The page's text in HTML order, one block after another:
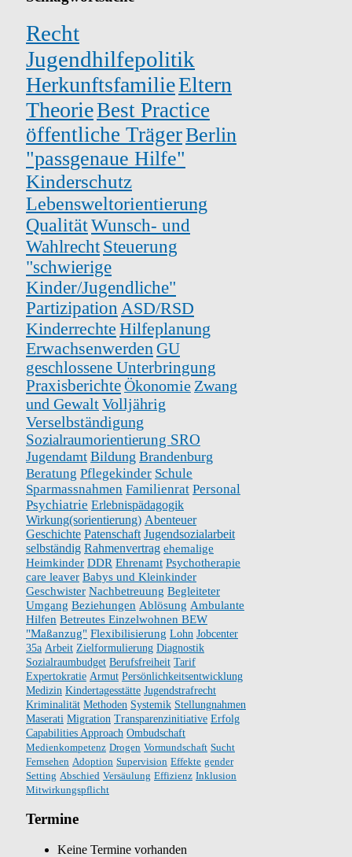
Recht
Jugendhilfepolitik
HerkunftsfamilieEltern
TheorieBest Practice
öffentliche TrägerBerlin
"passgenaue Hilfe"
Kinderschutz
Lebensweltorientierung
QualitätWunsch- und
Wahlrecht Steuerung
"schwierige
Kinder/Jugendliche"
Partizipation ASD/RSD
Kinderrechte Hilfeplanung
Erwachsenwerden GU
geschlossene Unterbringung
PraxisberichteÖkonomie Zwang
und GewaltVolljährig
Verselbständigung
Sozialraumorientierung SRO
Jugendamt Bildung Brandenburg
Beratung Pflegekinder Schule
Sparmassnahmen Familienrat Personal
Psychiatrie Erlebnispädagogik
Wirkung(sorientierung) Abenteuer
Geschichte Patenschaft Jugendsozialarbeit
selbständig Rahmenvertrag ehemalige
Heimkinder DDR Ehrenamt Psychotherapie
care leaver Babys und Kleinkinder
Geschwister Nachbetreuung Begleiteter
Umgang Beziehungen Ablösung Ambulante
Hilfen Betreutes Einzelwohnen BEW
"Maßanzug" Flexibilisierung Lohn Jobcenter
35a Arbeit Zielformulierung Diagnostik
Sozialraumbudget Berufsfreiheit Tarif
Expertokratie Armut Persönlichkeitsentwicklung
Medizin Kindertagesstätte Jugendstrafrecht
Kriminalität Methoden Systemik Stellungnahmen
Maserati Migration Transparenzinitiative Erfolg
Capabilities Approach Ombudschaft
Medienkompetenz Drogen Vormundschaft Sucht
Fernsehen Adoption Supervision Effekte gender
Setting Abschied Versäulung Effizienz Inklusion
Mitwirkungspflicht
Termine
Keine Termine vorhanden